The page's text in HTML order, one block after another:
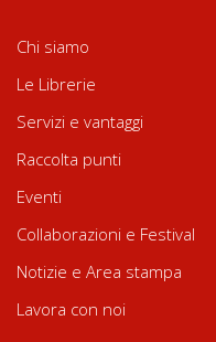
Chi siamo
Le Librerie
Servizi e vantaggi
Raccolta punti
Eventi
Collaborazioni e Festival
Notizie e Area stampa
Lavora con noi